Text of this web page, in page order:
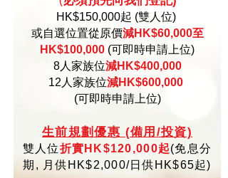
HK$150,000起 (雙人位)
或自選位置從原價減HK$60,000至
HK$100,000 (可即時申請上位)
8人家族位減HK$400,000
12人家族位減HK$600,000
(可即時申請上位)
生前規劃優惠 (備用/投資)
雙人位折實HK$120,000起(免息分
期, 月供HK$2,000/日供HK$65起)